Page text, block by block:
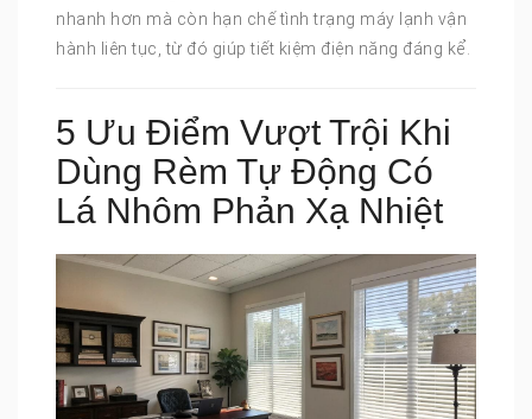
nhanh hơn mà còn hạn chế tình trạng máy lạnh vận
hành liên tục, từ đó giúp tiết kiệm điện năng đáng kể.
5 Ưu Điểm Vượt Trội Khi
Dùng Rèm Tự Động Có
Lá Nhôm Phản Xạ Nhiệt